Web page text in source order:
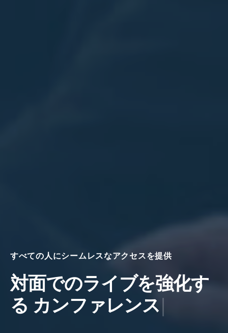
すべての人にシームレスなアクセスを提供
対面でのライブを強化す
る イ
カンファ